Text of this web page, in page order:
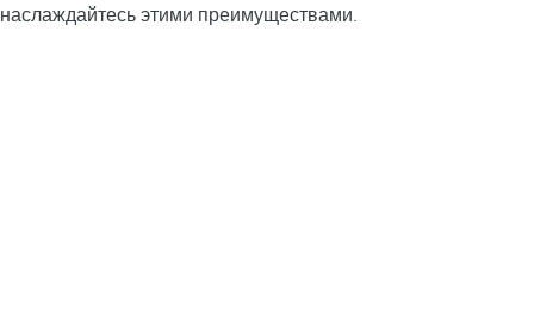
наслаждайтесь этими преимуществами.